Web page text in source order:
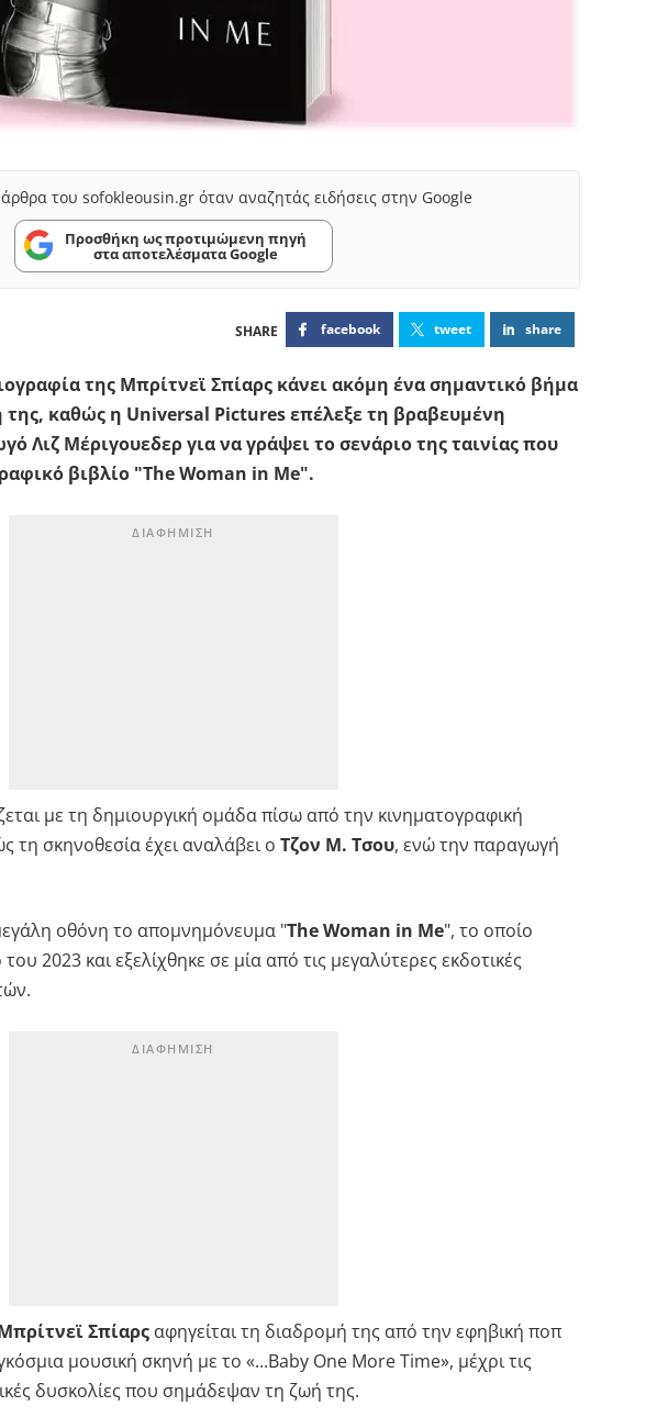
του sofokleousin.gr όταν αναζητάς ειδήσεις στην Google
Προσθήκη ως προτιμώμενη πηγή
στα αποτελέσματα Google
facebook tweet share
της Μπρίτνεϊ Σπίαρς κάνει ακόμη ένα σημαντικό βήμα
καθώς η Universal Pictures επέλεξε τη βραβευμένη
Λιζ Μέριγουεδερ για να γράψει το σενάριο της ταινίας που
βιβλίο "The Woman in Me".
με τη δημιουργική ομάδα πίσω από την κινηματογραφική
τη σκηνοθεσία έχει αναλάβει ο Τζον Μ. Τσου, ενώ την παραγωγή
οθόνη το απομνημόνευμα "The Woman in Me", το οποίο
2023 και εξελίχθηκε σε μία από τις μεγαλύτερες εκδοτικές
Σπίαρςαφηγείται τη διαδρομή της από την εφηβική ποπ
μουσική σκηνή με το «...Baby One More Time», μέχρι τις
δυσκολίες που σημάδεψαν τη ζωή της.